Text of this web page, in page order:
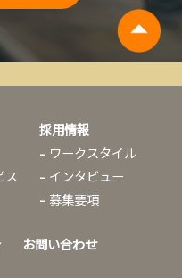
ス
採用情報
ワークスタイル
インタビュー
募集要項
お問い合わせ